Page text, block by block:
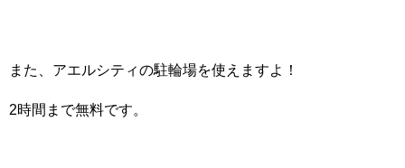
また、アエルシティの駐輪場を使えますよ！
2時間まで無料です。